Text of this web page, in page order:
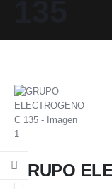
GRUPO